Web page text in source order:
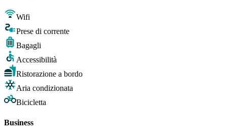
Wifi
Prese di corrente
Bagagli
Accessibilità
Ristorazione a bordo
Aria condizionata
Bicicletta
Business